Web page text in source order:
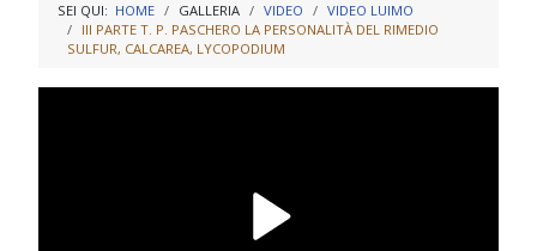
SEI QUI: HOME GALLERIA VIDEO
VIDEO LUIMO
III PARTE T. P. PASCHERO LA PERSONALITÀ DEL RIMEDIO
SULFUR, CALCAREA, LYCOPODIUM